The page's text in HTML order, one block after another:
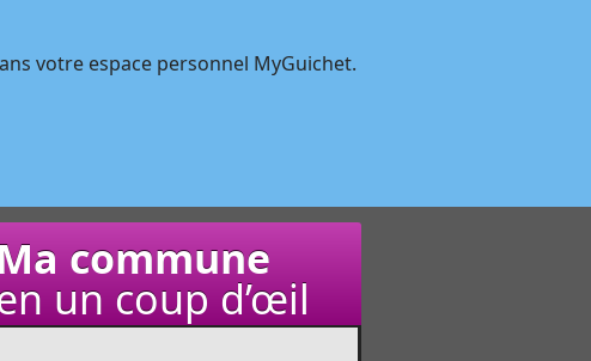
votre espace personnel MyGuichet.
Ma commune
un coup d’œil